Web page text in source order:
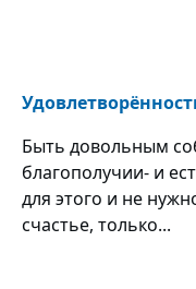
Быть довольным
благополучии- и
для этого и не
счастье, только...